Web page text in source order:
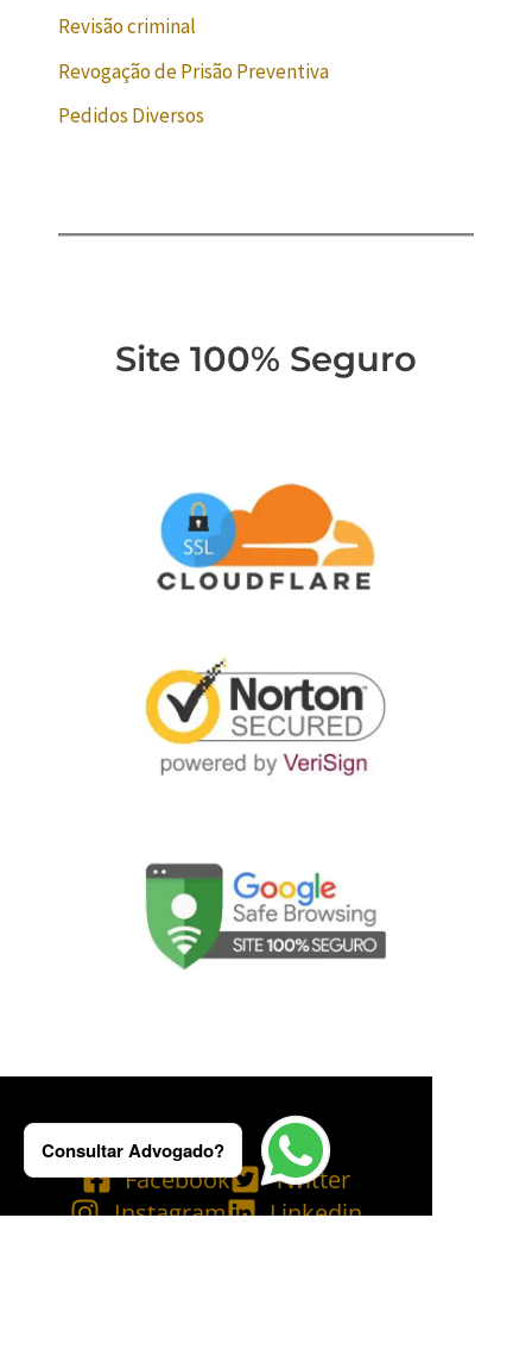
Revisão criminal
Revogação de Prisão Preventiva
Pedidos Diversos
Site 100% Seguro
Facebook
Twitter
Instagram
Linkedin
Consultar Advogado?